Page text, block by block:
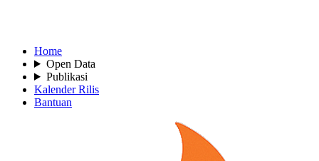
Home
Open Data
Publikasi
Kalender Rilis
Bantuan